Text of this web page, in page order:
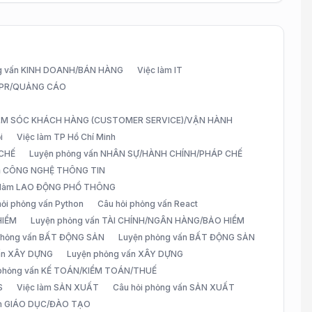
vấn KINH DOANH/BÁN HÀNG
Việc làm IT
QUẢNG CÁO
SÓC KHÁCH HÀNG (CUSTOMER SERVICE)/VẬN HÀNH
Việc làm TP Hồ Chí Minh
Luyện phỏng vấn NHÂN SỰ/HÀNH CHÍNH/PHÁP CHẾ
NGHỆ THÔNG TIN
LAO ĐỘNG PHỔ THÔNG
phỏng vấn Python
Câu hỏi phỏng vấn React
Luyện phỏng vấn TÀI CHÍNH/NGÂN HÀNG/BẢO HIỂM
vấn BẤT ĐỘNG SẢN
Luyện phỏng vấn BẤT ĐỘNG SẢN
XÂY DỰNG
Luyện phỏng vấn XÂY DỰNG
vấn KẾ TOÁN/KIỂM TOÁN/THUẾ
Việc làm SẢN XUẤT
Câu hỏi phỏng vấn SẢN XUẤT
GIÁO DỤC/ĐÀO TẠO